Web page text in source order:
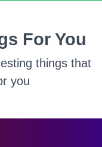
For You
things that
you